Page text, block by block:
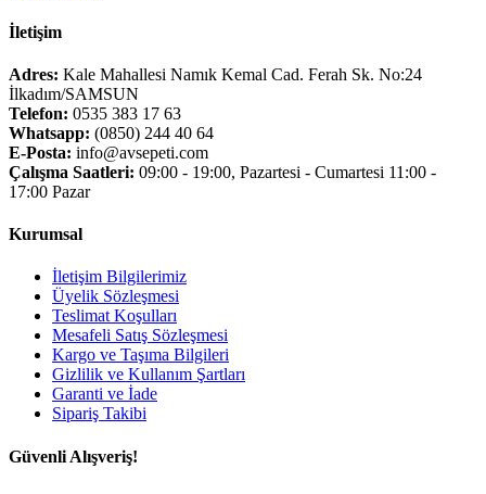
İletişim
Adres: Kale Mahallesi Namık Kemal Cad. Ferah Sk. No:24
İlkadım/SAMSUN
Telefon: 0535 383 17 63
Whatsapp: (0850) 244 40 64
E-Posta: info@avsepeti.com
Çalışma Saatleri: 09:00 - 19:00, Pazartesi - Cumartesi 11:00 -
17:00 Pazar
Kurumsal
İletişim Bilgilerimiz
Üyelik Sözleşmesi
Teslimat Koşulları
Mesafeli Satış Sözleşmesi
Kargo ve Taşıma Bilgileri
Gizlilik ve Kullanım Şartları
Garanti ve İade
Sipariş Takibi
Güvenli Alışveriş!